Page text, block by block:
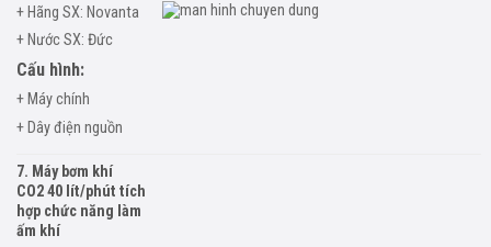
+ Hãng SX: Novanta
+ Nước SX: Đức
Cấu hình:
+ Máy chính
+ Dây điện nguồn
7. Máy bơm khí
CO240 lít/phút tích
hợp chức năng làm
ấm khí